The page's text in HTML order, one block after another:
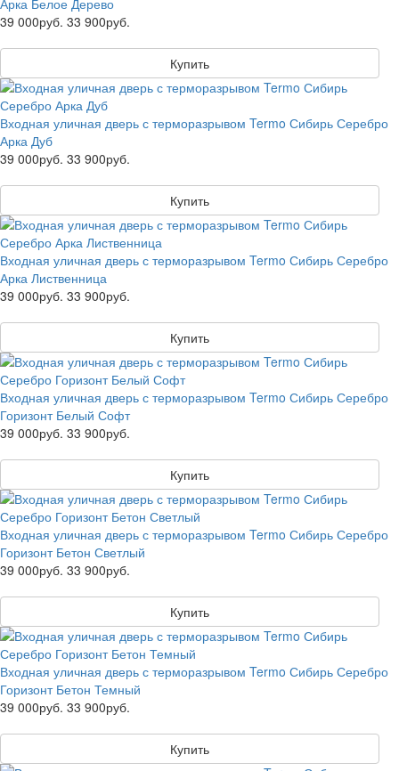
Арка Белое Дерево
39 000руб. 33 900руб.
Купить
Входная уличная дверь с терморазрывом Termo Сибирь Серебро
Арка Дуб
39 000руб. 33 900руб.
Купить
Входная уличная дверь с терморазрывом Termo Сибирь Серебро
Арка Лиственница
39 000руб. 33 900руб.
Купить
Входная уличная дверь с терморазрывом Termo Сибирь Серебро
Горизонт Белый Софт
39 000руб. 33 900руб.
Купить
Входная уличная дверь с терморазрывом Termo Сибирь Серебро
Горизонт Бетон Светлый
39 000руб. 33 900руб.
Купить
Входная уличная дверь с терморазрывом Termo Сибирь Серебро
Горизонт Бетон Темный
39 000руб. 33 900руб.
Купить